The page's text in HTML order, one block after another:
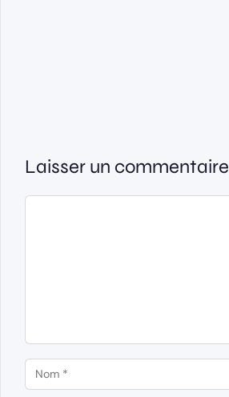
Laisser un commentaire
Nom